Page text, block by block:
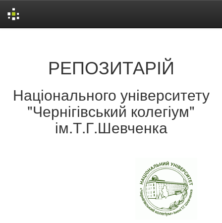
РЕПОЗИТАРІЙ
Національного університету
"Чернігівський колегіум"
ім.Т.Г.Шевченка